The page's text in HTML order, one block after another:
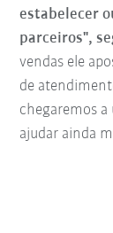
estabelecer
parceiros",
vendas ele
de
chegaremos a
ajudar ainda